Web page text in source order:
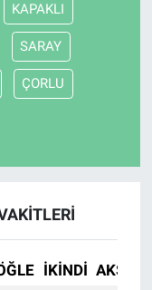
KAPAKLI
SARAY
ÇORLU
İKINDI AKŞAM